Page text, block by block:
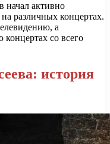
начал активно
различных концертах.
а
концертах со всего
история